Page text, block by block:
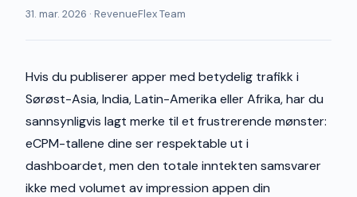
31. mar. 2026 · RevenueFlex Team
Hvis du publiserer apper med betydelig trafikk i
Sørøst-Asia, India, Latin-Amerika eller Afrika, har du
sannsynligvis lagt merke til et frustrerende mønster:
eCPM-tallene dine ser respektable ut i
dashboardet, men den totale inntekten samsvarer
ikke med volumet av impression appen din